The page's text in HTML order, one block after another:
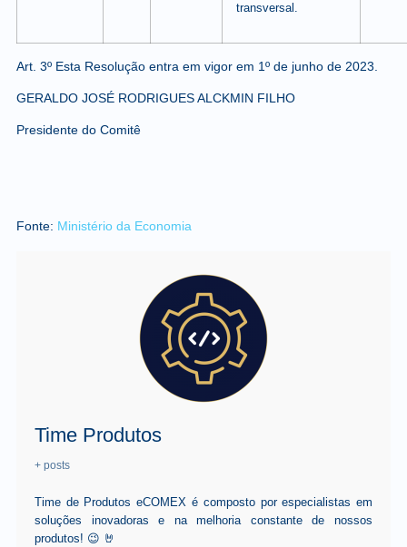
transversal.
Art. 3º Esta Resolução entra em vigor em 1º de junho de 2023.
GERALDO JOSÉ RODRIGUES ALCKMIN FILHO
Presidente do Comitê
Fonte: Ministério da Economia
Time Produtos
+ posts
Time de Produtos eCOMEX é composto por especialistas em
soluções inovadoras e na melhoria constante de nossos
produtos! 😉 🤘